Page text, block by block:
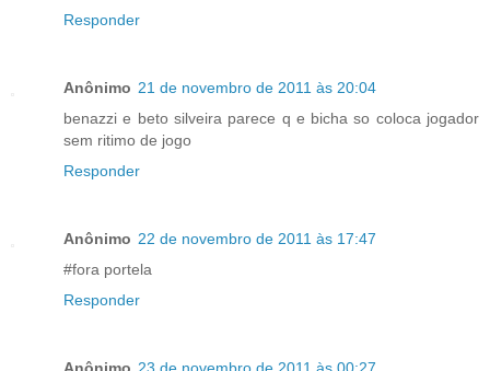
Responder
Anônimo 21 de novembro de 2011 às 20:04
benazzi e beto silveira parece q e bicha so coloca jogador
sem ritimo de jogo
Responder
Anônimo 22 de novembro de 2011 às 17:47
#fora portela
Responder